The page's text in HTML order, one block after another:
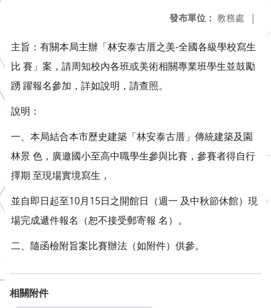
發布單位： 教務處 |
主旨：有關本局主辦「林安泰古厝之美-全國各級學校寫生
比 賽」案，請周知校內各班或美術相關專業班學生並鼓勵
踴 躍報名參加，詳如說明，請查照。
說明：
一、本局結合本市歷史建築「林安泰古厝」傳統建築及園
林景 色，廣邀國小至高中職學生參與比賽，參賽者得自行
擇期 至現場實境寫生，
並自即日起至10月15日之開館日（週一 及中秋節休館）現
場完成遞件報名（恕不接受郵寄報 名）。
二、隨函檢附旨案比賽辦法（如附件）供參。
相關附件